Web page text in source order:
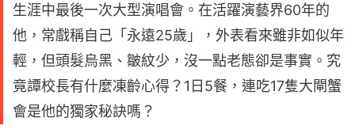
生涯中最後一次大型演唱會。在活躍演藝界60年的
他，常戲稱自己「永遠25歲」，外表看來雖非如似年
輕，但頭髮烏黑、皺紋少，沒一點老態卻是事實。究
竟譚校長有什麼凍齡心得？1日5餐，連吃17隻大閘蟹
會是他的獨家秘訣嗎？